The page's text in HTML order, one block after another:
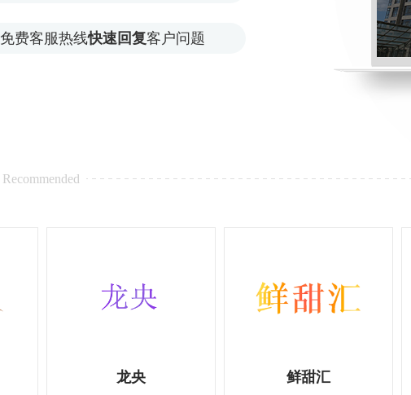
免费客服热线快速回复客户问题
Recommended
龙央 鲜甜汇